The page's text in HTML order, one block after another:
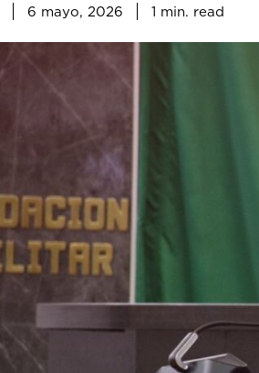
6 mayo, 2026 1 min. read